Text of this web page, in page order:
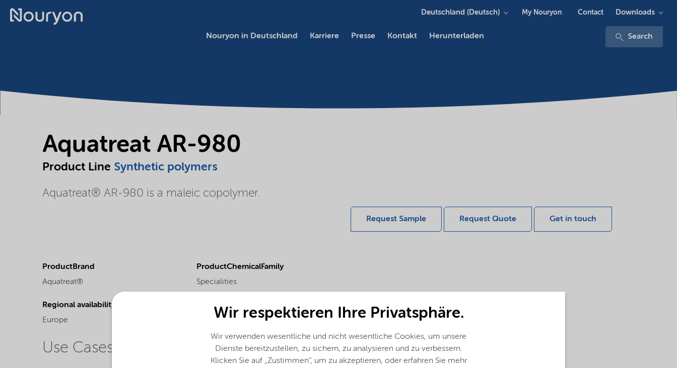
Nouryon in Deutschland Karriere Presse Kontakt Herunterladen Search
Deutschland (Deutsch) My Nouryon Contact Downloads
Aquatreat AR-980
Product Line Synthetic polymers
Aquatreat® AR-980 is a maleic copolymer.
Request Sample Request Quote Get in touch
ProductBrand
Aquatreat®
ProductChemicalFamily
Specialities
Regional availability
Europe
Use Cases
Wir respektieren Ihre Privatsphäre.
Wir verwenden wesentliche und nicht wesentliche Cookies, um unsere
Dienste bereitzustellen, zu sichern, zu analysieren und zu verbessern.
Klicken Sie auf „Zustimmen“, um zu akzeptieren, oder erfahren Sie mehr